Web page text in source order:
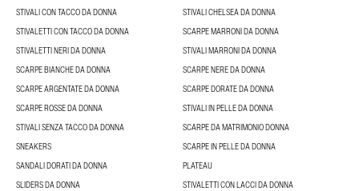
STIVALI CON TACCO DA DONNA
STIVALI CHELSEA DA DONNA
STIVALETTI CON TACCO DA DONNA
SCARPE MARRONI DA DONNA
STIVALETTI NERI DA DONNA
STIVALI MARRONI DA DONNA
SCARPE BIANCHE DA DONNA
SCARPE NERE DA DONNA
SCARPE ARGENTATE DA DONNA
SCARPE DORATE DA DONNA
SCARPE ROSSE DA DONNA
STIVALI IN PELLE DA DONNA
STIVALI SENZA TACCO DA DONNA
SCARPE DA MATRIMONIO DONNA
SNEAKERS
SCARPE IN PELLE DA DONNA
SANDALI DORATI DA DONNA
PLATEAU
SLIDERS DA DONNA
STIVALETTI CON LACCI DA DONNA